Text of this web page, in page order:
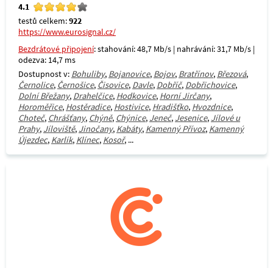
4.1
testů celkem:922
https://www.eurosignal.cz/
Bezdrátové připojení: stahování: 48,7 Mb/s | nahrávání: 31,7 Mb/s |
odezva: 14,7 ms
Dostupnost v: Bohuliby, Bojanovice, Bojov, Bratřínov, Březová,
Černolice, Černošice, Čisovice, Davle, Dobříč, Dobřichovice,
Dolní Břežany, Drahelčice, Hodkovice, Horní Jirčany,
Horoměřice, Hostěradice, Hostivice, Hradišťko, Hvozdnice,
Choteč, Chrášťany, Chýně, Chýnice, Jeneč, Jesenice, Jílové u
Prahy, Jíloviště, Jinočany, Kabáty, Kamenný Přívoz, Kamenný
Újezdec, Karlík, Klínec, Kosoř, ...